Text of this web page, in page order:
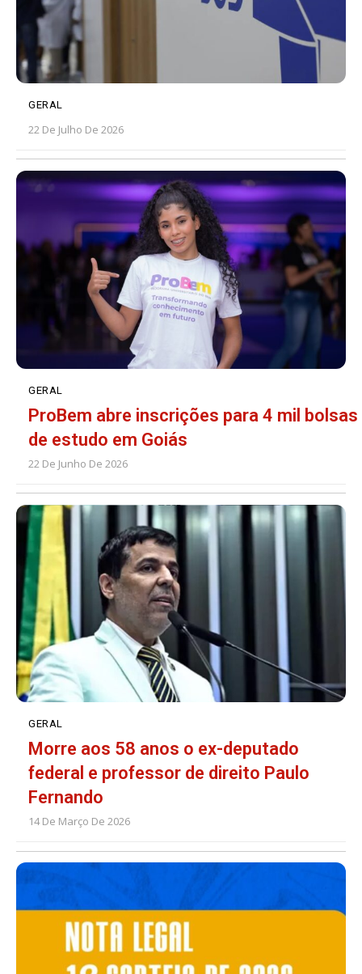
GERAL
22 De Julho De 2026
GERAL
ProBem abre inscrições para 4 mil bolsas
de estudo em Goiás
22 De Junho De 2026
GERAL
Morre aos 58 anos o ex-deputado
federal e professor de direito Paulo
Fernando
14 De Março De 2026